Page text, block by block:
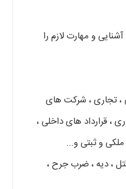
و مهارت لازم را
تجاری ، شرکت های
، قرارداد های داخلی ،
و ثبتی و...
، دیه ، ضرب جرح ،